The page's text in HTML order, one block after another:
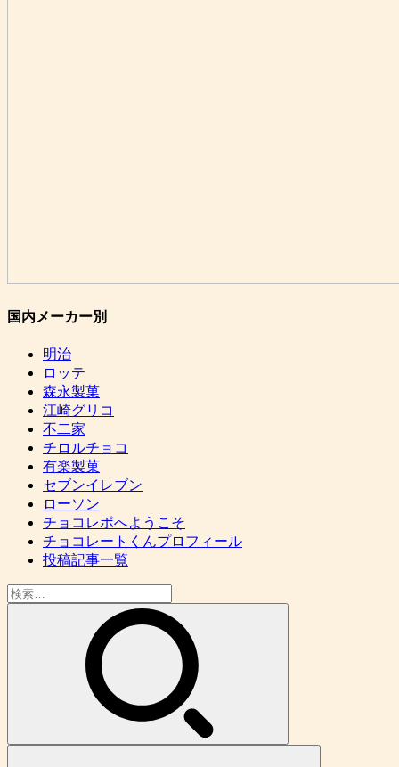
国内メーカー別
明治
ロッテ
森永製菓
江崎グリコ
不二家
チロルチョコ
有楽製菓
セブンイレブン
ローソン
チョコレポへようこそ
チョコレートくんプロフィール
投稿記事一覧
検
索: